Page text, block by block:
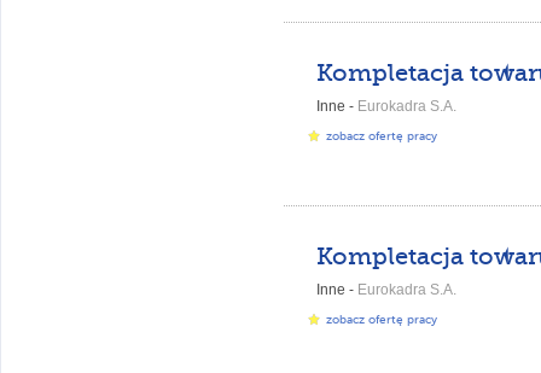
Inne - Eurokadra S.A.
zobacz ofertę pracy
Kompletacja
Inne - Eurokadra S.A.
zobacz ofertę pracy